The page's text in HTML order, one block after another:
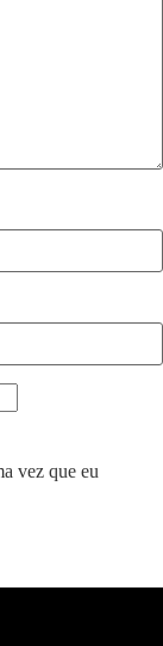
vez que eu